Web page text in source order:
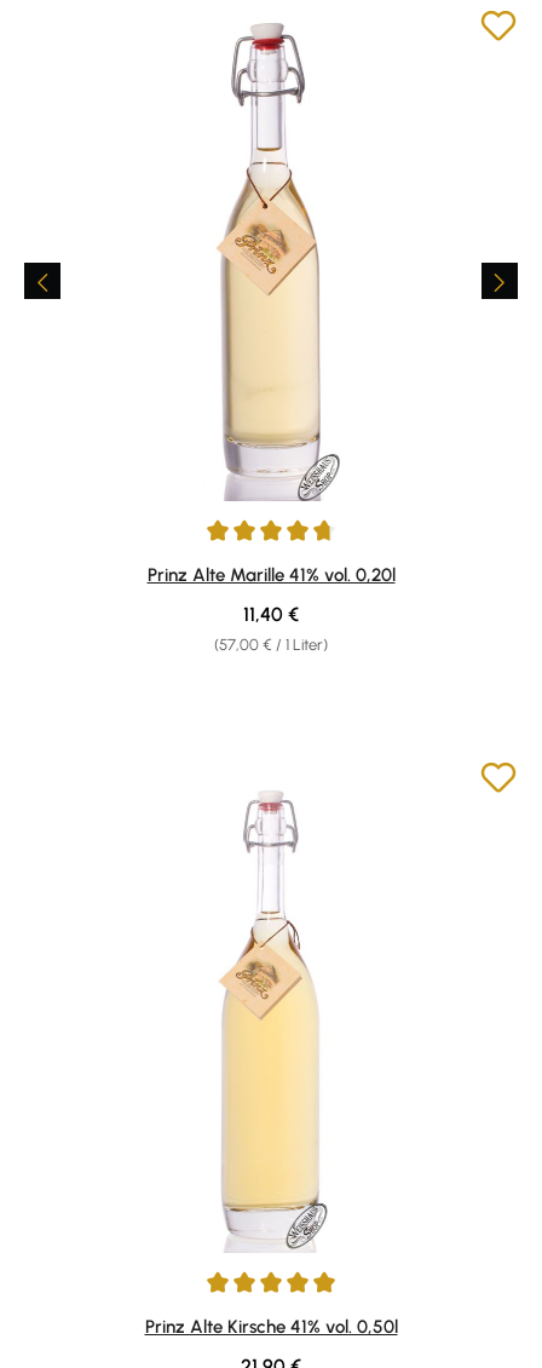
Durchschnittliche Bewertung von 4.87 von 5 Sternen
Prinz Alte Marille 41% vol. 0,20l
(57,00 € / 1 Liter)
Regulärer Preis:
11,40 €
Durchschnittliche Bewertung von 4.9 von 5 Sternen
Prinz Alte Kirsche 41% vol. 0,50l